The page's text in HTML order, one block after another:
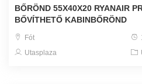
BŐRÖND 55X40X20 RYANAIR
BŐVÍTHETŐ KABINBŐRÖND
Fót
Utasplaza